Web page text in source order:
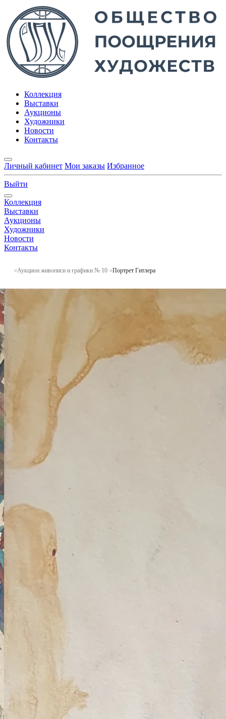
Коллекция
Выставки
Аукционы
Художники
Новости
Контакты
Личный кабинет Мои заказы Избранное
Выйти
Коллекция
Выставки
Аукционы
Художники
Новости
Контакты
Аукцион живописи и графики № 10 Портрет Гитлера